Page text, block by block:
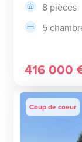
8 pièces
5
416 000
Coup de coeur